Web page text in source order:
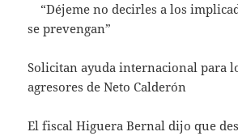
“Déjeme no decirles a los
se prevengan”
Solicitan ayuda internacional para
agresores de Neto Calderón
El fiscal Higuera Bernal dijo que